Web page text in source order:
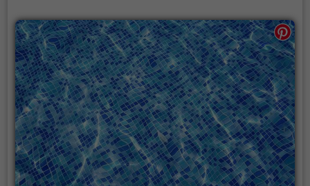
Warmwasserfreibad in der Gambach auch verlängert
werden. Informationen hierzu findest du auf der
Website.